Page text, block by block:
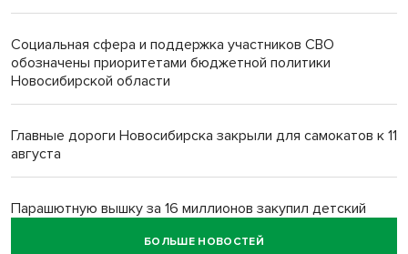
Социальная сфера и поддержка участников СВО
обозначены приоритетами бюджетной политики
Новосибирской области
Главные дороги Новосибирска закрыли для самокатов к 11
августа
Парашютную вышку за 16 миллионов закупил детский
БОЛЬШЕ НОВОСТЕЙ